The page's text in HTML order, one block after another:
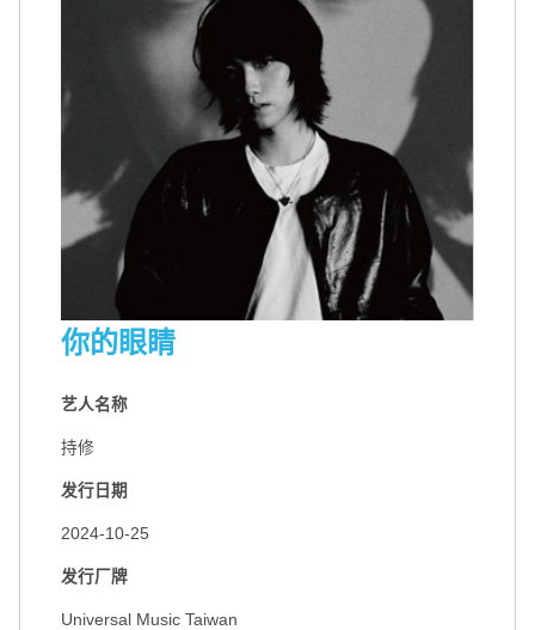
你的眼睛
艺人名称
持修
发行日期
2024-10-25
发行厂牌
Universal Music Taiwan